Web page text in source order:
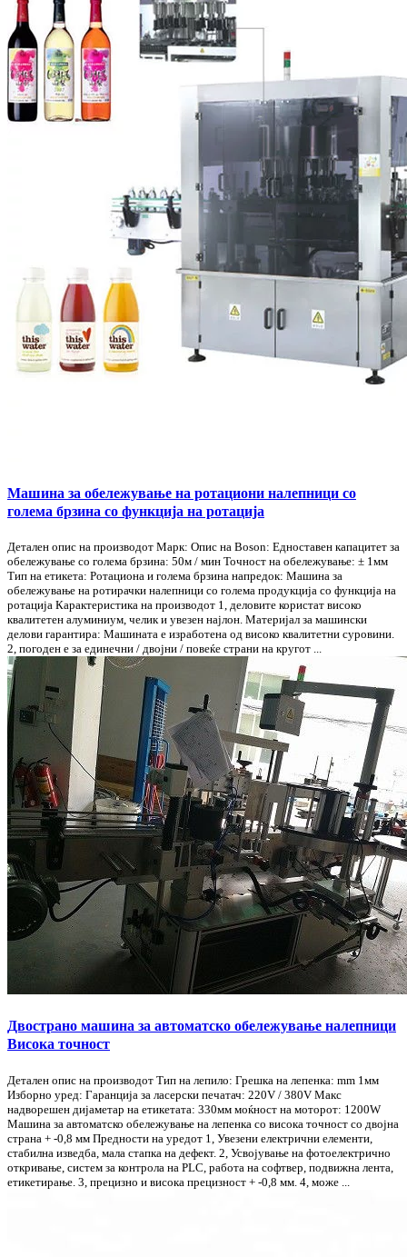
Машина за обележување на ротациони налепници со
голема брзина со функција на ротација
Детален опис на производот Марк: Опис на Boson: Едноставен капацитет за
обележување со голема брзина: 50м / мин Точност на обележување: ± 1мм
Тип на етикета: Ротациона и голема брзина напредок: Машина за
обележување на ротирачки налепници со голема продукција со функција на
ротација Карактеристика на производот 1, деловите користат високо
квалитетен алуминиум, челик и увезен најлон. Материјал за машински
делови гарантира: Машината е изработена од високо квалитетни суровини.
2, погоден е за единечни / двојни / повеќе страни на кругот ...
Двострано машина за автоматско обележување налепници
Висока точност
Детален опис на производот Тип на лепило: Грешка на лепенка: mm 1мм
Изборно уред: Гаранција за ласерски печатач: 220V / 380V Макс
надворешен дијаметар на етикетата: 330мм моќност на моторот: 1200W
Машина за автоматско обележување на лепенка со висока точност со двојна
страна + -0,8 мм Предности на уредот 1, Увезени електрични елементи,
стабилна изведба, мала стапка на дефект. 2, Усвојување на фотоелектрично
откривање, систем за контрола на PLC, работа на софтвер, подвижна лента,
етикетирање. 3, прецизно и висока прецизност + -0,8 мм. 4, може ...